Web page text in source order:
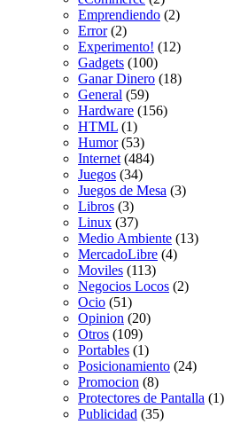
Emprendiendo (2)
Error(2)
Experimento! (12)
Gadgets (100)
Ganar Dinero (18)
General (59)
Hardware (156)
HTML (1)
Humor(53)
Internet (484)
Juegos (34)
Juegos de Mesa (3)
Libros (3)
Linux (37)
Medio Ambiente (13)
MercadoLibre (4)
Moviles (113)
Negocios Locos (2)
Ocio (51)
Opinion (20)
Otros (109)
Portables (1)
Posicionamiento (24)
Promocion (8)
Protectores de Pantalla (1)
Publicidad (35)